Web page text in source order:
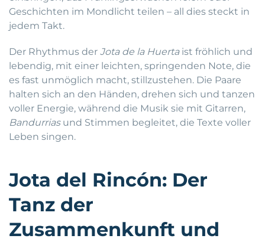
Geschichten im Mondlicht teilen – all dies steckt in
jedem Takt.
Der Rhythmus der Jota de la Huertaist fröhlich und
lebendig, mit einer leichten, springenden Note, die
es fast unmöglich macht, stillzustehen. Die Paare
halten sich an den Händen, drehen sich und tanzen
voller Energie, während die Musik sie mit Gitarren,
Bandurriasund Stimmen begleitet, die Texte voller
Leben singen.
Jota del Rincón: Der
Tanz der
Zusammenkunft und